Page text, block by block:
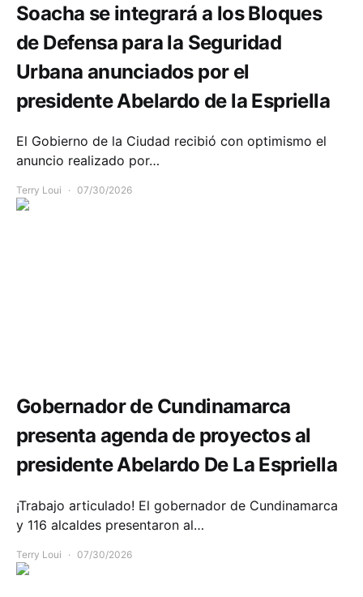
Soacha se integrará a los Bloques
de Defensa para la Seguridad
Urbana anunciados por el
presidente Abelardo de la Espriella
El Gobierno de la Ciudad recibió con optimismo el
anuncio realizado por…
Terry Loui 07/30/2026
Gobernador de Cundinamarca
presenta agenda de proyectos al
presidente Abelardo De La Espriella
¡Trabajo articulado! El gobernador de Cundinamarca
y 116 alcaldes presentaron al…
Terry Loui 07/30/2026